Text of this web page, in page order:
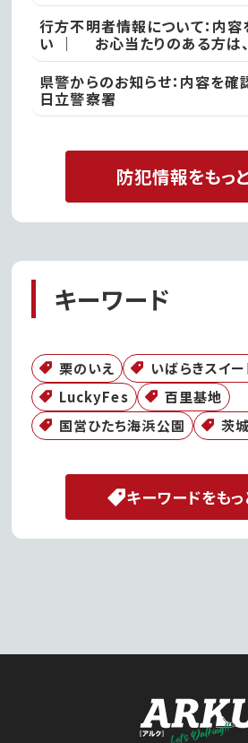
行方不明者情報について：内容
い ｜ お心当たりのある方は
署
県警からのお知らせ：内容を確
日立警察署
防犯情報をもっ
キーワード
栗のいえ
いばらきスイー
LuckyFes
百里基地
国営ひたち海浜公園
茨
キーワードをも